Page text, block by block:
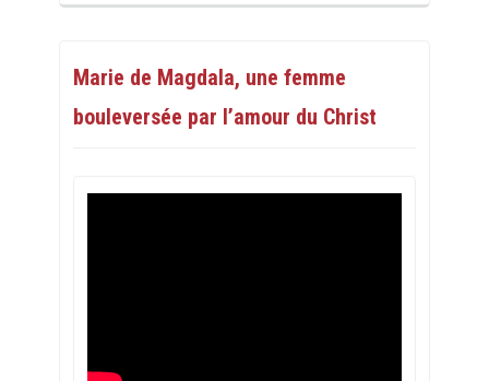
Marie de Magdala, une femme
bouleversée par l’amour du Christ